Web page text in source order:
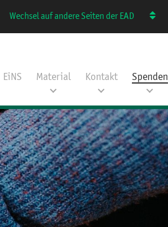
Wechsel auf andere Seiten der EAD
EiNS Material Kontakt Spenden